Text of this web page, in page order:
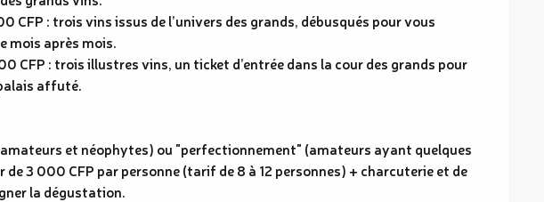
CFP : trois vins issus de l’univers des grands, débusqués pour vous
mois après mois.
CFP : trois illustres vins, un ticket d’entrée dans la cour des grands pour
affuté.
et néophytes) ou "perfectionnement" (amateurs ayant quelques
3 000 CFP par personne (tarif de 8 à 12 personnes) + charcuterie et de
la dégustation.